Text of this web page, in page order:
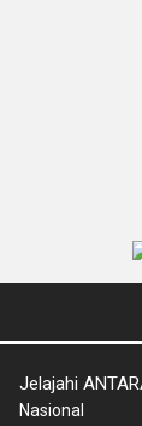
Jelajahi
Nasional